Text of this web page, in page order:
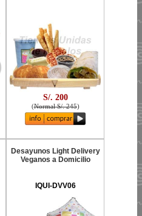
S/. 200
(Normal S/. 245)
Desayunos Light Delivery
Veganos a Domicilio
IQUI-DVV06